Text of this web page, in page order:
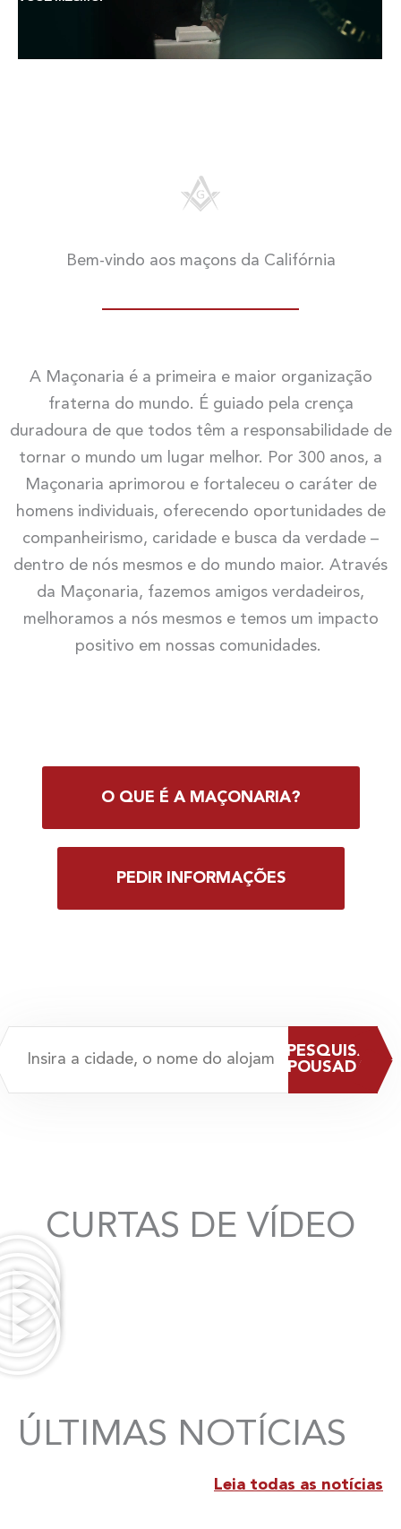
Bem-vindo aos maçons da Califórnia
A Maçonaria é a primeira e maior organização
fraterna do mundo. É guiado pela crença
duradoura de que todos têm a responsabilidade de
tornar o mundo um lugar melhor. Por 300 anos, a
Maçonaria aprimorou e fortaleceu o caráter de
homens individuais, oferecendo oportunidades de
companheirismo, caridade e busca da verdade –
dentro de nós mesmos e do mundo maior. Através
da Maçonaria, fazemos amigos verdadeiros,
melhoramos a nós mesmos e temos um impacto
positivo em nossas comunidades.
O QUE É A MAÇONARIA?
PEDIR INFORMAÇÕES
PESQUISAR
POUSADAS
CURTAS DE VÍDEO
ÚLTIMAS NOTÍCIAS
Leia todas as notícias